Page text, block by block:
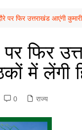
पर फिर उत्तराखंड आएंगी
पर फिर
में लेंगी
0 राज्य